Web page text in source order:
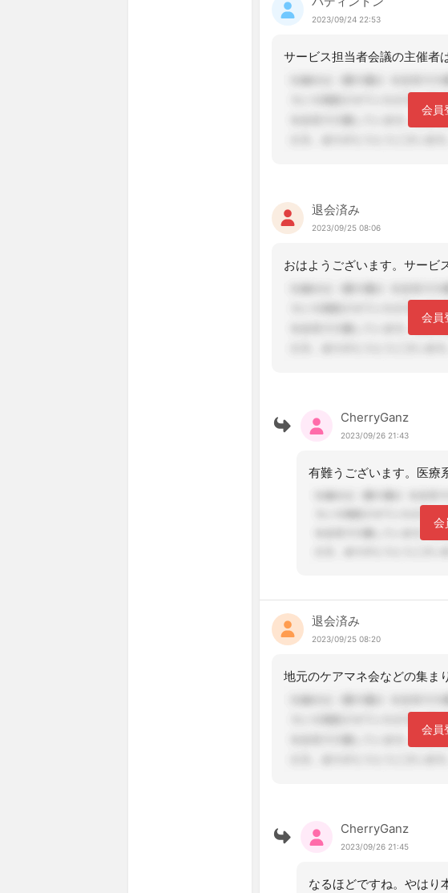
2023/09/24 22:53
会員
退会済み
2023/09/25 08:06
会員
CherryGanz
2023/09/26 21:43
会
退会済み
2023/09/25 08:20
会員
CherryGanz
2023/09/26 21:45